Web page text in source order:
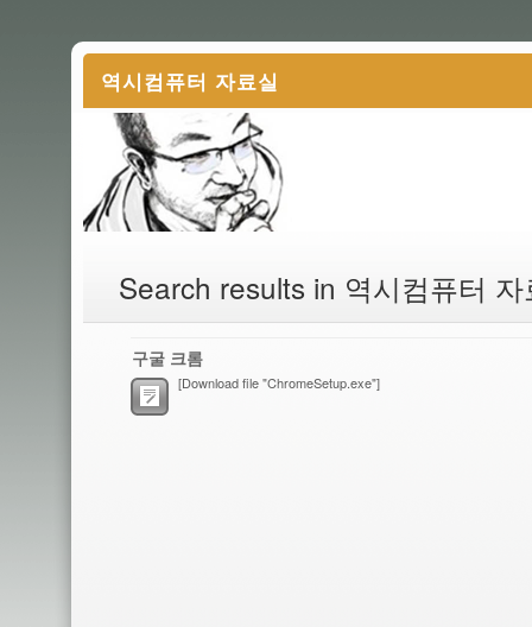
역시컴퓨터 자료실
Search results in 역시컴퓨터 자
구굴 크롬
[Download file "ChromeSetup.exe"]